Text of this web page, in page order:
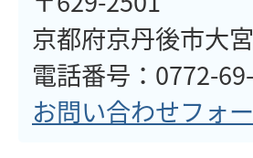
京都府京丹後市大
電話番号：0772-
お問い合わせフォ